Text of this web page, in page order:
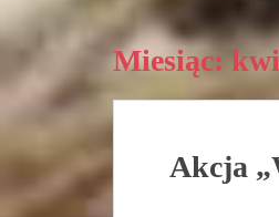
Miesiąc:
Akcja